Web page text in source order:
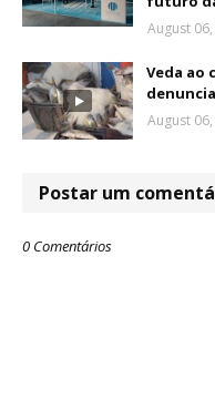
August
Veda ao
August
Postar um
0 Comentários